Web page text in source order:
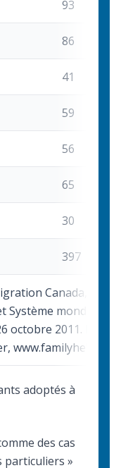
93
86
41
59
56
65
30
397
Canada,
Système mondial de
octobre 2011.
adoptés à
des cas
particuliers »